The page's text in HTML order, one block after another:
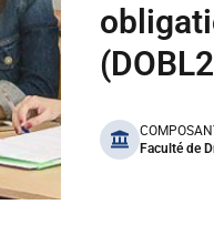
benefits
Faculté de